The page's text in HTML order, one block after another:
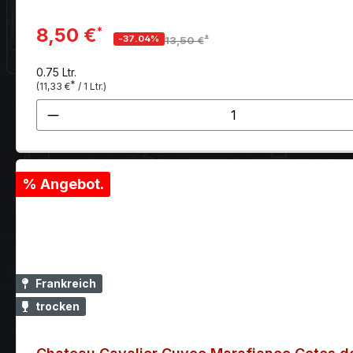
8,50 €*
-37.04% 13,50 €*
0.75 Ltr.
(11,33 €* / 1 Ltr.)
Produkt Anzahl: Gib den
% Angebot.
Frankreich
trocken